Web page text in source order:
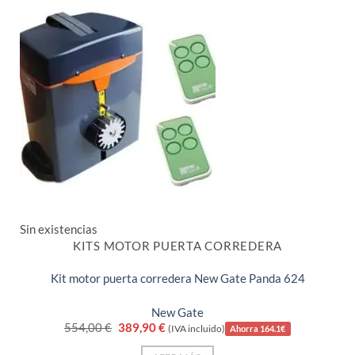
Sin existencias
KITS MOTOR PUERTA CORREDERA
Kit motor puerta corredera New Gate Panda 624
New Gate
554,00€ El
precio
original
389,90€El
precio
actual
(IVA incluido) Ahorra 164.1€